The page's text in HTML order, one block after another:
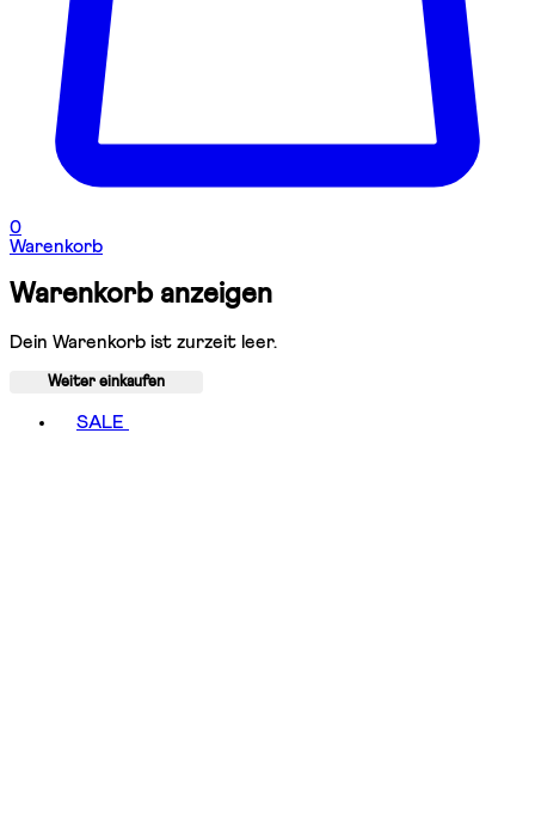
0
Warenkorb
Warenkorb anzeigen
Dein Warenkorb ist zurzeit leer.
Weiter einkaufen
SALE